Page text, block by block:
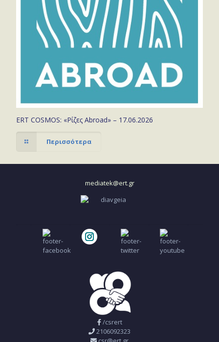
ERT COSMOS: «Ρίζες Abroad» – 17.06.2026
Περισσότερα
mediatek@ert.gr
/csrert
2106092323